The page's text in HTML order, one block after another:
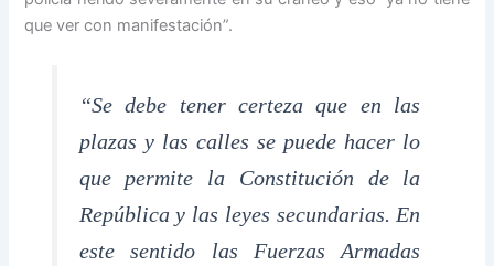
que ver con manifestación”.
“Se debe tener certeza que en las
plazas y las calles se puede hacer lo
que permite la Constitución de la
República y las leyes secundarias. En
este sentido las Fuerzas Armadas